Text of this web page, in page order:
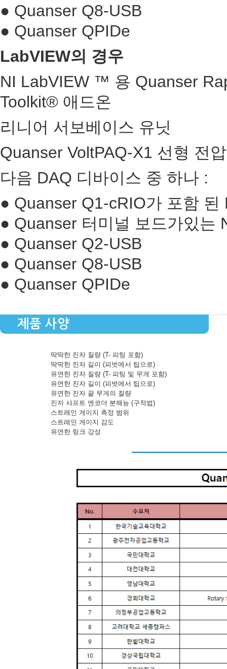
● Quanser Q8-USB
● Quanser QPIDe
LabVIEW의 경우
NI LabVIEW ™ 용 Quanser
Toolkit® 애드온
리니어 서보베이스 유닛
Quanser VoltPAQ-X1 선형 전
다음 DAQ 디바이스 중 하나 :
● Quanser Q1-cRIO가 포함 된
● Quanser 터미널 보드가있는
● Quanser Q2-USB
● Quanser Q8-USB
● Quanser QPIDe
제품 사양
딱딱한 진자 질량 (T- 피팅 포함)
딱딱한 진자 길이 (피벗에서 팁으로)
유연한 진자 질량 (T- 피팅 및 무게 포함)
유연한 진자 길이 (피벗에서 팁으로)
유연한 진자 끝 무게의 질량
진자 샤프트 엔코더 분해능 (구적법)
스트레인 게이지 측정 범위
스트레인 게이지 감도
유연한 링크 강성